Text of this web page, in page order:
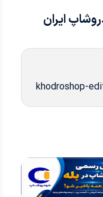
khodroshop-